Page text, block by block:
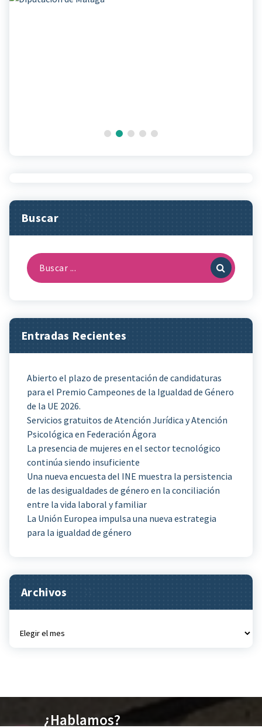
Buscar
Buscar:
Entradas Recientes
Abierto el plazo de presentación de candidaturas
para el Premio Campeones de la Igualdad de Género
de la UE 2026.
Servicios gratuitos de Atención Jurídica y Atención
Psicológica en Federación Ágora
La presencia de mujeres en el sector tecnológico
continúa siendo insuficiente
Una nueva encuesta del INE muestra la persistencia
de las desigualdades de género en la conciliación
entre la vida laboral y familiar
La Unión Europea impulsa una nueva estrategia
para la igualdad de género
Archivos
¿Hablamos?